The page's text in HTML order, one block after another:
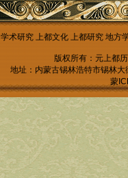
学术研究 上都文化 上都研究 地方
版权所有：元上都
地址：内蒙古锡林浩特市锡林
蒙